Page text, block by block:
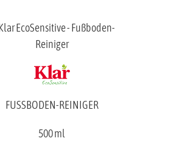
FUSSBODEN-REINIGER
500 ml